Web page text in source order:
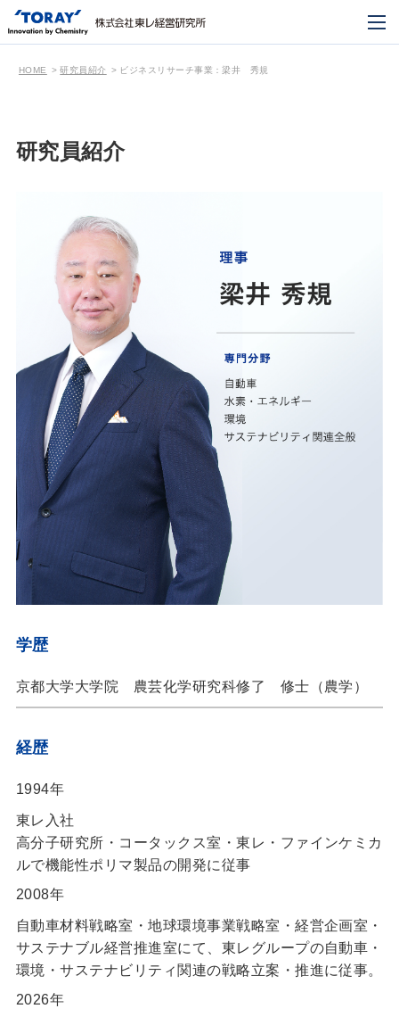
HOME 研究員紹介 ビジネスリサーチ事業：梁井 秀規
研究員紹介
学歴
京都大学大学院 農芸化学研究科修了 修士（農学）
経歴
1994年
東レ入社
高分子研究所・コータックス室・東レ・ファインケミカ
ルで機能性ポリマ製品の開発に従事
2008年
自動車材料戦略室・地球環境事業戦略室・経営企画室・
サステナブル経営推進室にて、東レグループの自動車・
環境・サステナビリティ関連の戦略立案・推進に従事。
2026年